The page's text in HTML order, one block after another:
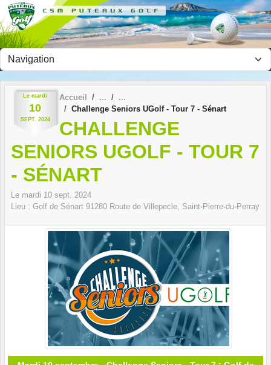
Le mardi
10
SEPT. 2024
Accueil
Challenge Seniors UGolf - Tour 7 - Sénart
CHALLENGE
SENIORS UGOLF - TOUR 7
- SÉNART
Le mardi 10 sept. 2024
Lieu : Golf de Sénart 91280 Route de Villepecle, Saint-Pierre-du-Perray
Panneau de gestion des cookies